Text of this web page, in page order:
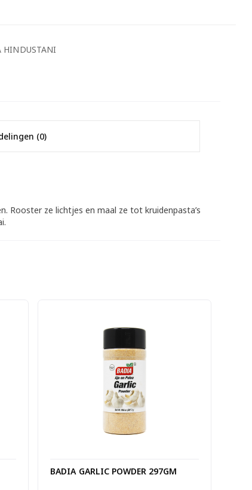
HINDUSTANI
(0)
Rooster ze lichtjes en maal ze tot kruidenpasta’s
BADIA GARLIC POWDER 297GM